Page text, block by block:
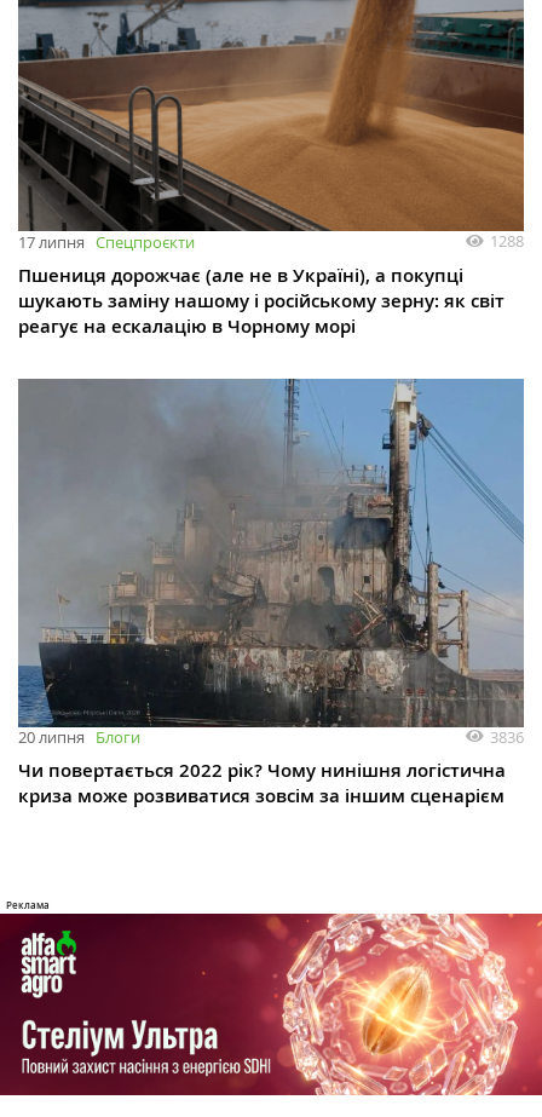
17 липня Спецпроєкти 1288
Пшениця дорожчає (але не в Україні), а покупці
шукають заміну нашому і російському зерну: як світ
реагує на ескалацію в Чорному морі
20 липня Блоги 3836
Чи повертається 2022 рік? Чому нинішня логістична
криза може розвиватися зовсім за іншим сценарієм